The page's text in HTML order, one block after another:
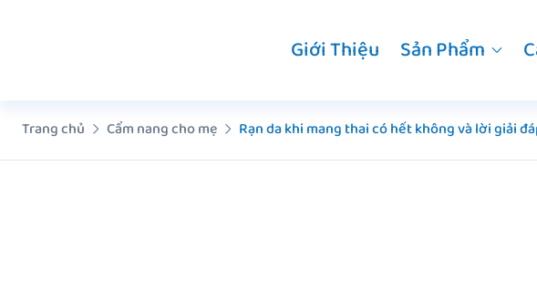
Giới Thiệu Sản Phẩm
Trang chủ Cẩm nang cho mẹ Rạn da khi mang thai có hết không và lời giải